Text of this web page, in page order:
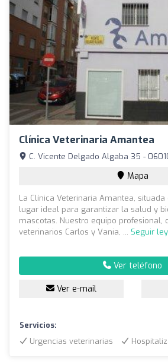
Clínica Veterinaria Amantea
C. Vicente Delgado Algaba 35 -
Mapa
La Clínica Veterinaria Amantea,
lugar ideal para garantizar la salud y
mascotas. Nuestro equipo profesional,
veterinarios Carlos y Vania, ... Seguir
Ver teléfono
Ver e-mail
Servicios:
Urgencias veterinarias